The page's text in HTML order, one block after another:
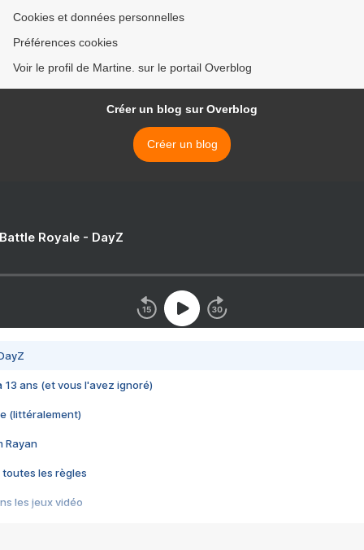
Cookies et données personnelles
Préférences cookies
Voir le profil de Martine. sur le portail Overblog
Créer un blog sur Overblog
Créer un blog
Royale - DayZ
13 ans (et vous l'avez ignoré)
(littéralement)
Rayan
toutes les règles
les jeux vidéo